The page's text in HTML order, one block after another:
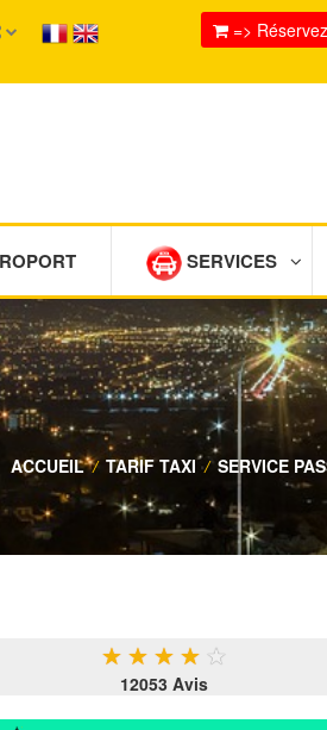
=>
SERVICES
ACCUEIL / TARIF TAXI / SERVICE
★ ★ ★ ★ ★
12053 Avis